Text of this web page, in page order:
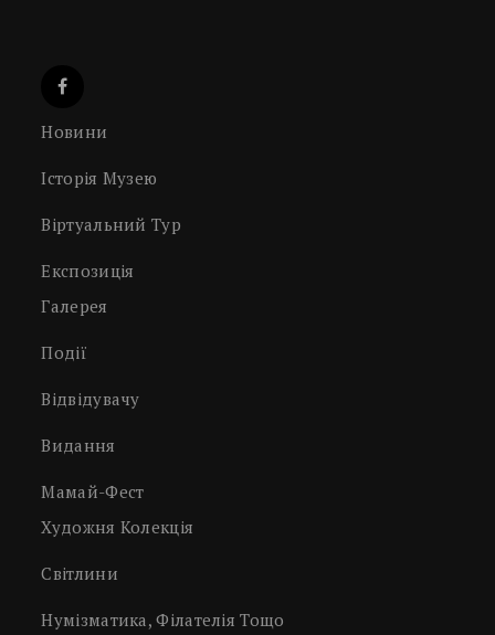
Новини
Історія Музею
Віртуальний Тур
Експозиція
Галерея
Події
Відвідувачу
Видання
Мамай-Фест
Художня Колекція
Світлини
Нумізматика, Філателія Тощо